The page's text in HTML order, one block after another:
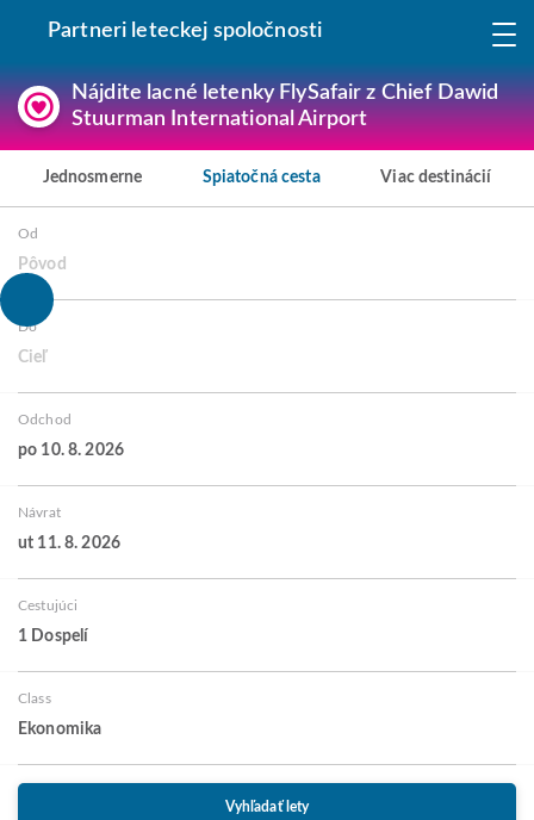
Partneri leteckej spoločnosti
Nájdite lacné letenky FlySafair z Chief Dawid
Stuurman International Airport
Jednosmerne Spiatočná cesta Viac destinácií
Od
Pôvod
Do
Cieľ
Odchod
po 10. 8. 2026
Návrat
ut 11. 8. 2026
Cestujúci
1 Dospelí
Class
Ekonomika
Vyhľadať lety